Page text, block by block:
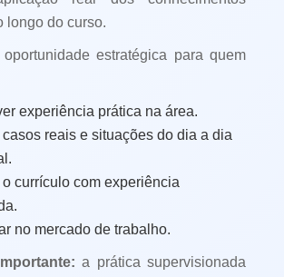
longo do curso.
estratégica para quem
experiência prática na área.
reais e situações do dia a dia
o currículo com experiência
no mercado de trabalho.
a prática supervisionada